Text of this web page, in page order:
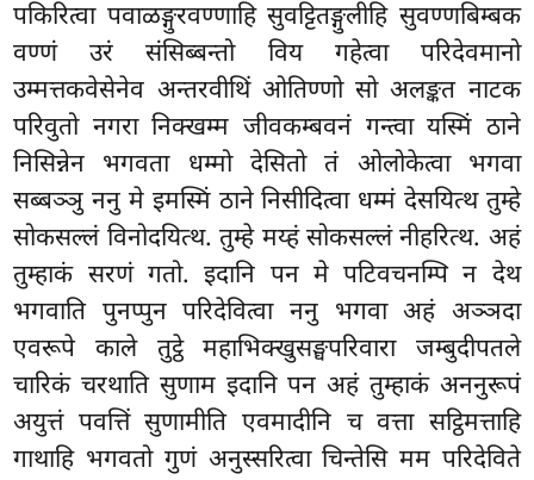
पकिरित्वा पवाळङ्गुरवण्णाहि सुवट्टितङ्गुलीहि सुवण्णबिम्बक
वण्णं उरं संसिब्बन्तो विय गहेत्वा परिदेवमानो
उम्मत्तकवेसेनेव अन्तरवीथिं ओतिण्णो सो अलङ्कत नाटक
परिवुतो नगरा निक्खम्म जीवकम्बवनं गन्त्वा यस्मिं ठाने
निसिन्नेन भगवता धम्मो देसितो तं ओलोकेत्वा भगवा
सब्बञ्ञु ननु मे इमस्मिं ठाने निसीदित्वा धम्मं देसयित्थ तुम्हे
सोकसल्लं विनोदयित्थ. तुम्हे मय्हं सोकसल्लं नीहरित्थ. अहं
तुम्हाकं सरणं गतो. इदानि पन मे पटिवचनम्पि न देथ
भगवाति पुनप्पुन परिदेवित्वा ननु भगवा अहं अञ्ञदा
एवरूपे काले तुट्ठे महाभिक्खुसङ्घपरिवारा जम्बुदीपतले
चारिकं चरथाति सुणाम इदानि पन अहं तुम्हाकं अननुरूपं
अयुत्तं पवत्तिं सुणामीति एवमादीनि च वत्ता सट्ठिमत्ताहि
गाथाहि भगवतो गुणं अनुस्सरित्वा चिन्तेसि मम परिदेविते